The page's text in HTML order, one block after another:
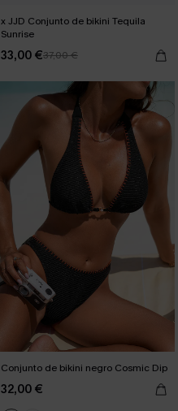
x JJD Conjunto de bikini Tequila
Sunrise
33,00 €37,00 €
Conjunto de bikini negro Cosmic Dip
32,00 €